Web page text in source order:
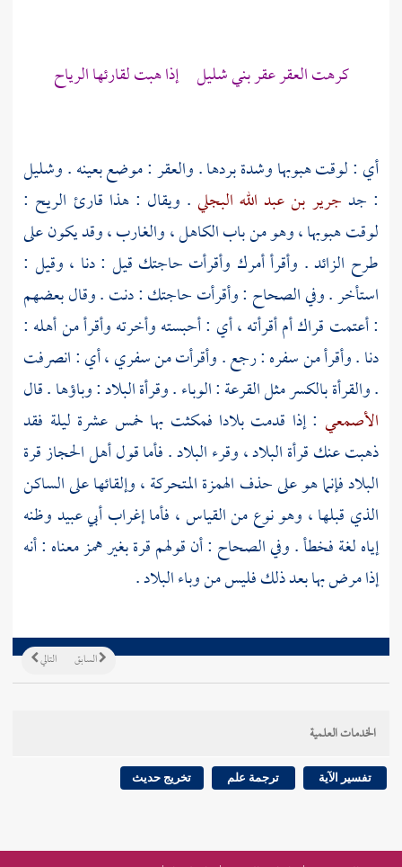
كرهت العقر عقربني شليل إذا هبت لقارئها الرياح
أي : لوقت هبوبها وشدة بردها . والعقر : موضع بعينه . وشليل
: جد جرير بن عبد الله البجلي . ويقال : هذا قارئ الريح :
لوقت هبوبها ، وهو من باب الكاهل ، والغارب ، وقد يكون على
طرح الزائد . وأقرأ أمرك وأقرأت حاجتك قيل : دنا ، وقيل :
استأخر . وفي الصحاح : وأقرأت حاجتك : دنت . وقال بعضهم
: أعتمت قراك أم أقرأته ، أي : أحبسته وأخرته وأقرأ من أهله :
دنا . وأقرأ من سفره : رجع . وأقرأت من سفري ، أي : انصرفت
. والقرأة بالكسر مثل القرعة : الوباء . وقرأة البلاد : وباؤها . قال
الأصمعي : إذا قدمت بلادا فمكثت بها خمس عشرة ليلة فقد
ذهبت عنك قرأة البلاد ، وقرء البلاد . فأما قول أهلالحجازقرة
البلاد فإنما هو على حذف الهمزة المتحركة ، وإلقائها على الساكن
الذي قبلها ، وهو نوع من القياس ، فأما إغرابأبي عبيدوظنه
إياه لغة فخطأ . وفي الصحاح : أن قولهم قرة بغير همز معناه : أنه
إذا مرض بها بعد ذلك فليس من وباء البلاد .
التالي السابق
الخدمات العلمية
تفسير الآية ترجمة علم تخريج حديث